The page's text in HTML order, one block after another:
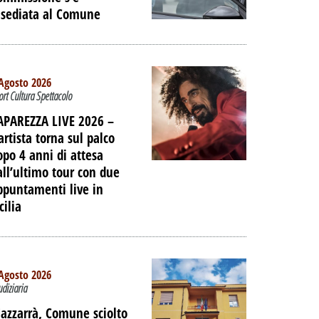
-
LE
al Comune
2026
Cultura Spettacolo
LIVE 2026 –
torna sul palco
4 anni di attesa
tour con due
live in
2026
Comune sciolto